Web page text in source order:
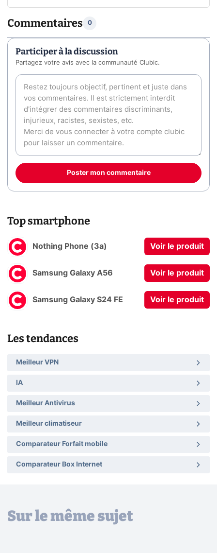
Commentaires 0
Participer à la discussion
Partagez votre avis avec la communauté Clubic.
Poster mon commentaire
Top smartphone
Nothing Phone (3a) Voir le produit
Samsung Galaxy A56 Voir le produit
Samsung Galaxy S24 FE Voir le produit
Les tendances
Meilleur VPN
IA
Meilleur Antivirus
Meilleur climatiseur
Comparateur Forfait mobile
Comparateur Box Internet
Sur le même sujet